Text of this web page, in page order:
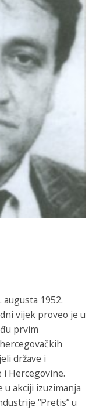
1952.
vijek proveo je u
prvim
države i
Hercegovine.
u akciji izuzimanja
“Pretis” u